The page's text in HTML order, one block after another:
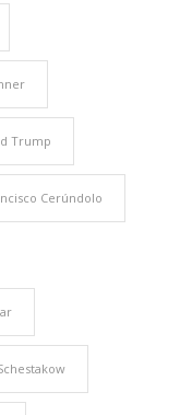
Trump
Cerúndolo